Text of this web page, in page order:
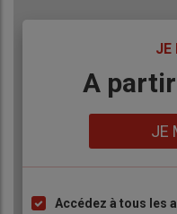
JE
BodyA
JE
ListeAccédez à tous les